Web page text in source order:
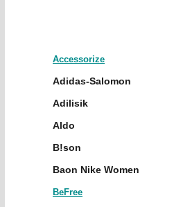
Accessorize
Adidas-Salomon
Adilisik
Aldo
B!son
Baon Nike Women
BeFree